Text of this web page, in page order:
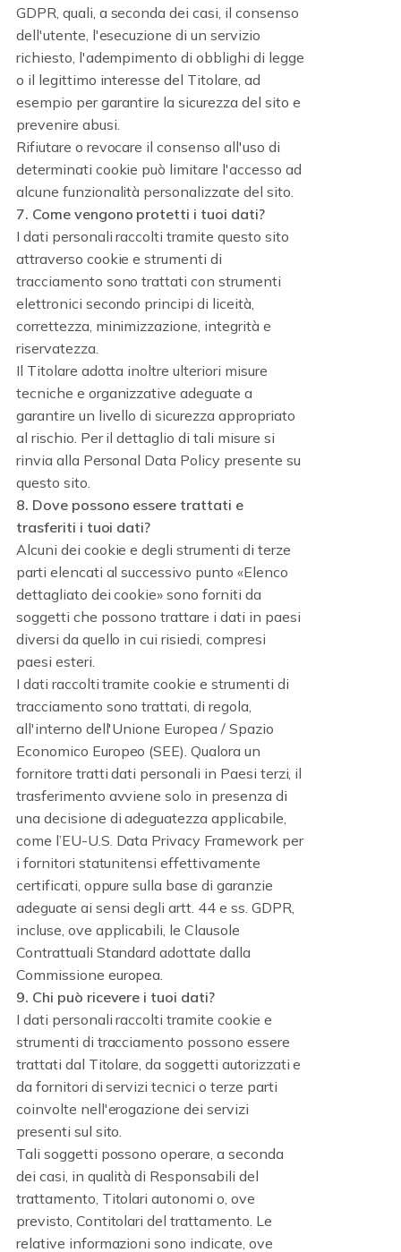
GDPR, quali, a seconda dei casi, il consenso
dell'utente, l'esecuzione di un servizio
richiesto, l'adempimento di obblighi di legge
o il legittimo interesse del Titolare, ad
esempio per garantire la sicurezza del sito e
prevenire abusi.
Rifiutare o revocare il consenso all'uso di
determinati cookie può limitare l'accesso ad
alcune funzionalità personalizzate del sito.
7. Come vengono protetti i tuoi dati?
I dati personali raccolti tramite questo sito
attraverso cookie e strumenti di
tracciamento sono trattati con strumenti
elettronici secondo principi di liceità,
correttezza, minimizzazione, integrità e
riservatezza.
Il Titolare adotta inoltre ulteriori misure
tecniche e organizzative adeguate a
garantire un livello di sicurezza appropriato
al rischio. Per il dettaglio di tali misure si
rinvia alla Personal Data Policy presente su
questo sito.
8. Dove possono essere trattati e
trasferiti i tuoi dati?
Alcuni dei cookie e degli strumenti di terze
parti elencati al successivo punto «Elenco
dettagliato dei cookie» sono forniti da
soggetti che possono trattare i dati in paesi
diversi da quello in cui risiedi, compresi
paesi esteri.
I dati raccolti tramite cookie e strumenti di
tracciamento sono trattati, di regola,
all'interno dell'Unione Europea / Spazio
Economico Europeo (SEE). Qualora un
fornitore tratti dati personali in Paesi terzi, il
trasferimento avviene solo in presenza di
una decisione di adeguatezza applicabile,
come l’EU-U.S. Data Privacy Framework per
i fornitori statunitensi effettivamente
certificati, oppure sulla base di garanzie
adeguate ai sensi degli artt. 44 e ss. GDPR,
incluse, ove applicabili, le Clausole
Contrattuali Standard adottate dalla
Commissione europea.
9. Chi può ricevere i tuoi dati?
I dati personali raccolti tramite cookie e
strumenti di tracciamento possono essere
trattati dal Titolare, da soggetti autorizzati e
da fornitori di servizi tecnici o terze parti
coinvolte nell'erogazione dei servizi
presenti sul sito.
Tali soggetti possono operare, a seconda
dei casi, in qualità di Responsabili del
trattamento, Titolari autonomi o, ove
previsto, Contitolari del trattamento. Le
relative informazioni sono indicate, ove